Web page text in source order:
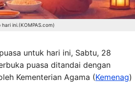
ini.(KOMPAS.com)
untuk hari ini, Sabtu, 28
puasa ditandai dengan
Kementerian Agama (Kemenag)